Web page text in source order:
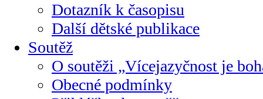
Dotazník k časopisu
Další dětské publikace
Soutěž
O soutěži „Vícejazyčnost je
Obecné podmínky